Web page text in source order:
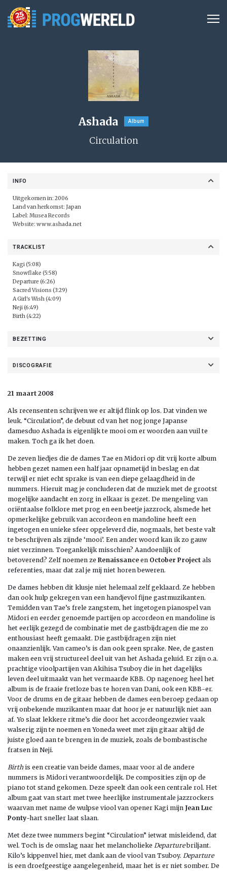
Ashada Album
Circulation
INFO
Uitgekomen in: 2006
Land van herkomst: Japan
Label: Musea Records
Website: www.ashada.net
TRACKLIST
Kagi (5:08)
Snowflake (5:58)
Departure (6:26)
Sacred Visions (3:29)
A Girl's Wish (4:09)
Neji (6:49)
Birth (4:22)
BEZETTING
DISCOGRAFIE
21 maart 2008
Als recensenten schrijven we er altijd flink op los. Dat vinden we
leuk. “Circulation”, de debuut cd van het nog jonge Japanse
damesduo Ashada is eigenlijk te mooi om er woorden aan vuil te
maken. Toch ga ik het doen.
De zeven liedjes die de dames Tae en Midori op dit vrij korte album
hebben gezet namen een half jaar opnametijd in beslag en dat
terwijl er niet echt sprake is van een diepe gelaagdheid in de
nummers. Hieruit mag je concluderen dat de muziek met de grootst
mogelijke aandacht en zorg in elkaar is gezet. De mengeling van
oriëntaalse folklore met prog en een beetje jazzrock, alsmede het
opmerkelijke gebruik van accordeon en mandoline heeft een
ingetogen en unieke sfeer opgeleverd die, nogmaals, het beste valt
te beschrijven als zijnde ‘mooi’. Een ander woord kan ik zo gauw
niet verzinnen. Toegankelijk misschien? Aandoenlijk of
betoverend? Zelf noemen ze Renaissance en October Project als
referenties, maar dat zal je mij niet horen beweren.
De dames hebben dit klusje niet helemaal zelf geklaard. Ze hebben
dan ook hulp gekregen van een handjevol fijne gastmuzikanten.
Temidden van Tae’s frele zangstem, het ingetogen pianospel van
Midori en eerder genoemde partijen op accordeon en mandoline is
het eerlijk gezegd de combinatie met de gastbijdragen die me zo
enthousiast heeft gemaakt. Die gastbijdragen zijn niet
onaanzienlijk. Van cameo’s is dan ook geen sprake. Nee, de gasten
maken een vrij structureel deel uit van het Ashada geluid. Er zijn o.a.
prachtige vioolpartijen van Akihisa Tsuboy die in het dagelijks
leven deel uitmaakt van het vermaarde KBB. Op nagenoeg heel het
album is de fraaie fretloze bas te horen van Dani, ook een KBB-er.
Voor de drums en de gitaar hebben de dames een beroep gedaan op
vrij onbekende muzikanten maar dat hoor je er natuurlijk niet aan
af. Yo slaat lekkere ritme’s die door het accordeongezwier vaak
walserig zijn te noemen en Yoneda weet met zijn gitaar altijd de
juiste gloed aan te brengen in de muziek, zoals de bombastische
fratsen in Neji.
Birthis een creatie van beide dames, maar voor al de andere
nummers is Midori verantwoordelijk. De composities zijn op de
piano tot stand gekomen. Deze speelt dan ook een centrale rol. Het
album gaat van start met twee heerlijke instrumentale jazzrockers
waarvan met name de wulpse viool van opener Kagi mijn Jean Luc
Ponty-hart sneller laat slaan.
Met deze twee nummers begint “Circulation” ietwat misleidend, dat
wel. Toch is de omslag naar het melancholieke Departurebriljant.
Kilo’s kippenvel hier, met dank aan de viool van Tsuboy. Departure
is een droefgeestige aangelegenheid, maar het is er niet somber. De